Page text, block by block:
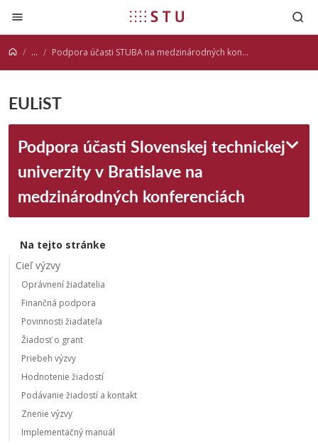
Prejsť na obsah
... Podpora účasti STUBA na medzinárodných konferenciách
EULiST
Podpora účasti Slovenskej technickej
univerzity v Bratislave na
medzinárodných konferenciách
Na tejto stránke
Cieľ výzvy
Oprávnení žiadatelia
Finančná podpora
Povinnosti žiadateľa
Žiadosť o grant
Priebeh výzvy
Hodnotenie žiadostí
Podávanie žiadostí a kontakt
Znenie výzvy
Implementačný manuál